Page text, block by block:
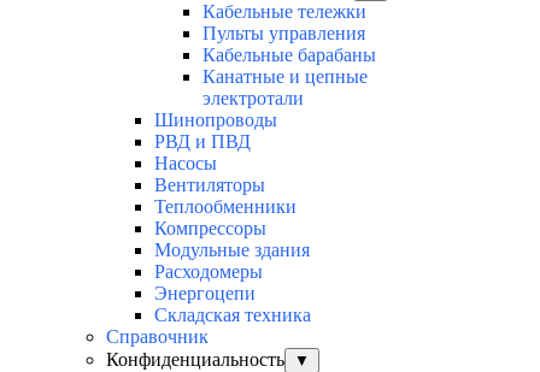
Кабельные тележки
Пульты управления
Кабельные барабаны
Канатные и цепные
электротали
Шинопроводы
РВД и ПВД
Насосы
Вентиляторы
Теплообменники
Компрессоры
Модульные здания
Расходомеры
Энергоцепи
Складская техника
Справочник
Конфиденциальность
▼